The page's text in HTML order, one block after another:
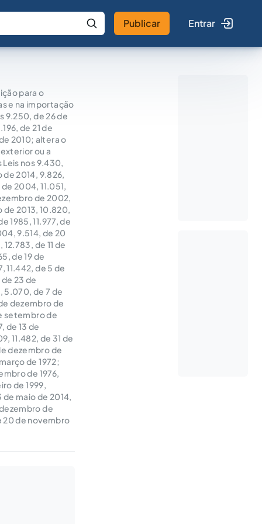
IA Buscar no Jus
Publicar Entrar
para o
e na importação
9.250, de 26 de
de 21 de
2010; altera o
ou a
nos 9.430,
de 2014, 9.826,
2004, 11.051,
de 2002,
de 2013, 10.820,
1985, 11.977, de
9.514, de 20
de 11 de
de 19 de
11.442, de 5 de
23 de
5.070, de 7 de
dezembro de
setembro de
de 13 de
11.482, de 31 de
dezembro de
de 1972;
de 1976,
de 1999,
de maio de 2014,
de
20 de novembro